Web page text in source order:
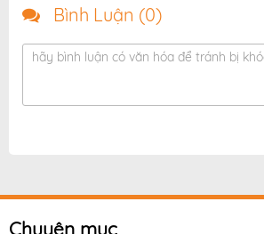
Chương 270
Chương 268
Chương 263
Chương 262
Bình Luận (0)
hãy bình luận có văn hóa để tránh bị
Chuyên mục